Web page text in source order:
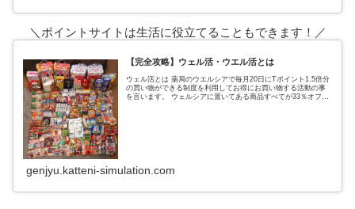
＼ポイントサイトは生活に役立てることもできます！／
【完全攻略】ウェル活・ウエル活とは
ウェル活とは 薬局のウエルシアで毎月20日にTポイント1.5倍分
の買い物ができる制度を利用してお得にお買い物する活動の事
を言います。 ウェルシアに置いてある商品すべてが33％オフに
genjyu.katteni-simulation.com